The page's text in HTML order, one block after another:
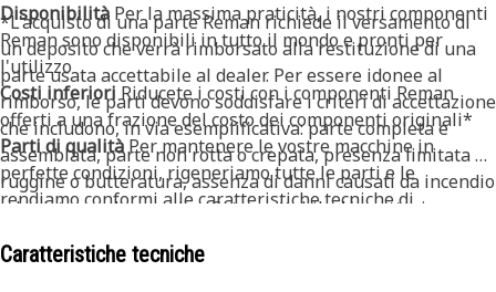
DisponibilitàPer la massima praticità, i nostri componenti
Reman sono disponibili in tutto il mondo e pronti per
l'utilizzo
Costi inferioriRiducete i costi con i componenti Reman
offerti a una frazione del costo dei componenti originali*
Parti di qualitàPer mantenere le vostre macchine in
perfette condizioni, rigeneriamo tutte le parti e le
rendiamo conformi alle caratteristiche tecniche di
tecniche di Caterpillar.
*L'acquisto di una parte Reman richiede il versamento di
un deposito che verrà rimborsato alla restituzione di una
parte usata accettabile al dealer. Per essere idonee al
rimborso, le parti devono soddisfare i criteri di accettazione
che includono, in via esemplificativa: parte completa e
assemblata, parte non rotta o crepata, presenza limitata di
ruggine o butteratura, assenza di danni causati da incendio
ed esistenza di un codice Cat accettabile. L'accettazione per
dettagli, contattate il vostro dealer.
Caratteristiche tecniche